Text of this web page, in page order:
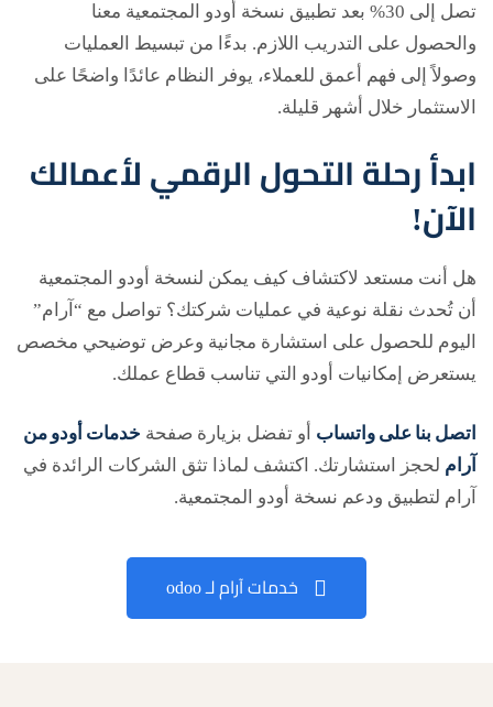
تصل إلى 30% بعد تطبيق نسخة أودو المجتمعية معنا
والحصول على التدريب اللازم. بدءًا من تبسيط العمليات
وصولاً إلى فهم أعمق للعملاء، يوفر النظام عائدًا واضحًا على
الاستثمار خلال أشهر قليلة.
ابدأ رحلة التحول الرقمي لأعمالك
الآن!
هل أنت مستعد لاكتشاف كيف يمكن لنسخة أودو المجتمعية
أن تُحدث نقلة نوعية في عمليات شركتك؟ تواصل مع “آرام”
اليوم للحصول على استشارة مجانية وعرض توضيحي مخصص
يستعرض إمكانيات أودو التي تناسب قطاع عملك.
اتصل بنا على واتساب أو تفضل بزيارة صفحة خدمات أودو من
آرام لحجز استشارتك. اكتشف لماذا تثق الشركات الرائدة في
آرام لتطبيق ودعم نسخة أودو المجتمعية.
خدمات آرام لـ odoo